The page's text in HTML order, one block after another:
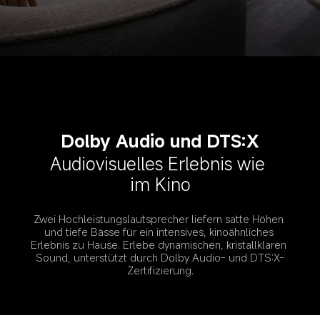
Dolby Audio und DTS:X
Audiovisuelles Erlebnis wie
im Kino
Zwei Hochleistungslautsprecher liefern satte Höhen
und tiefe Bässe für ein intensives, kinoähnliches
Erlebnis zu Hause. Erlebe dynamischen, kristallklaren
Sound, unterstützt durch Dolby Audio- und DTS:X-
Zertifizierung.